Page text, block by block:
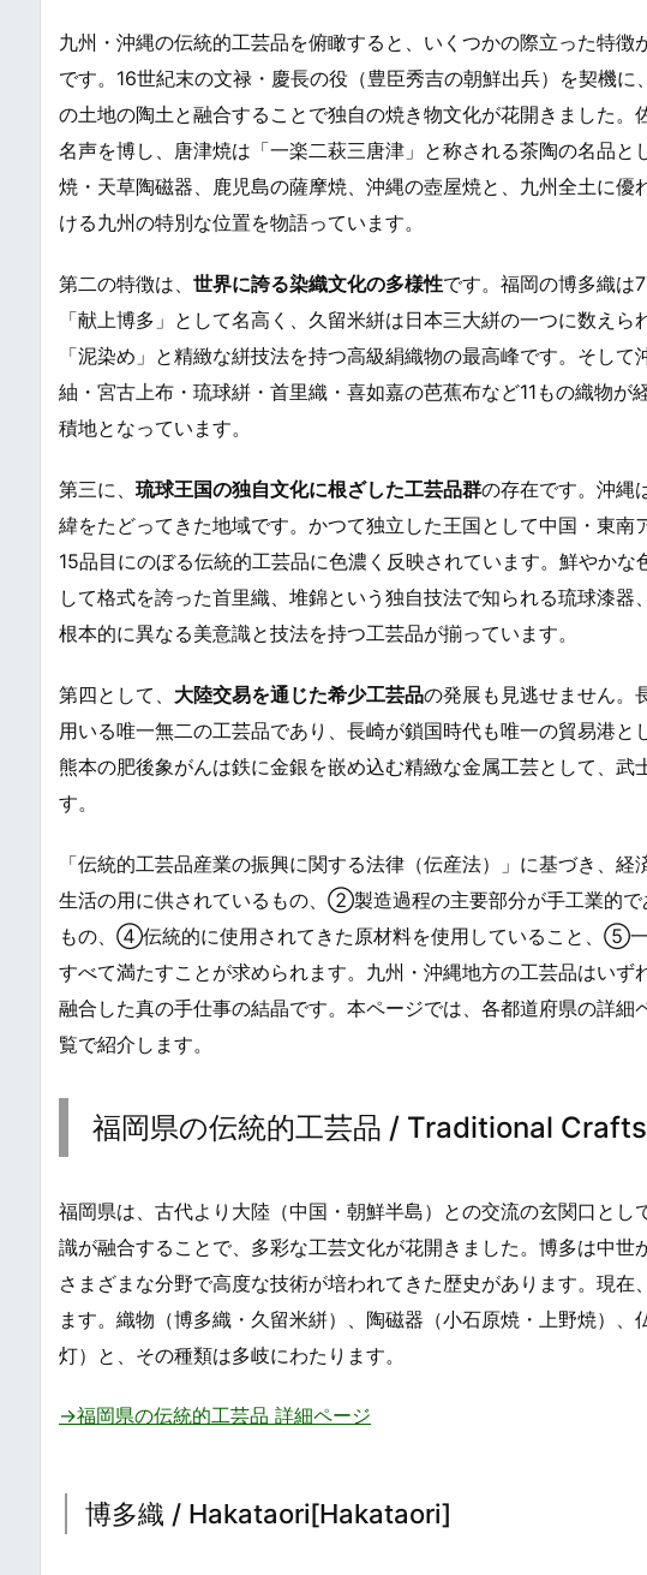
九州・沖縄の伝統的工芸品を俯瞰すると、いくつかの際立った特徴
です。16世紀末の文禄・慶長の役（豊臣秀吉の朝鮮出兵）を契機
の土地の陶土と融合することで独自の焼き物文化が花開きました
名声を博し、唐津焼は「一楽二萩三唐津」と称される茶陶の名品
焼・天草陶磁器、鹿児島の薩摩焼、沖縄の壺屋焼と、九州全土に
ける九州の特別な位置を物語っています。
第二の特徴は、 世界に誇る染織文化の多様性です。福岡の博多織は
「献上博多」として名高く、久留米絣は日本三大絣の一つに数え
「泥染め」と精緻な絣技法を持つ高級絹織物の最高峰です。そし
紬・宮古上布・琉球絣・首里織・喜如嘉の芭蕉布など11もの織物
積地となっています。
第三に、 琉球王国の独自文化に根ざした工芸品群の存在です。沖縄
緯をたどってきた地域です。かつて独立した王国として中国・東南
15品目にのぼる伝統的工芸品に色濃く反映されています。鮮やか
して格式を誇った首里織、堆錦という独自技法で知られる琉球漆
根本的に異なる美意識と技法を持つ工芸品が揃っています。
第四として、 大陸交易を通じた希少工芸品の発展も見逃せません。
用いる唯一無二の工芸品であり、長崎が鎖国時代も唯一の貿易港と
熊本の肥後象がんは鉄に金銀を嵌め込む精緻な金属工芸として、
す。
「伝統的工芸品産業の振興に関する法律（伝産法）」に基づき、
生活の用に供されているもの、②製造過程の主要部分が手工業的
もの、④伝統的に使用されてきた原材料を使用していること、⑤
すべて満たすことが求められます。九州・沖縄地方の工芸品はい
融合した真の手仕事の結晶です。本ページでは、各都道府県の詳
覧で紹介します。
福岡県の伝統的工芸品 / Traditional
福岡県は、古代より大陸（中国・朝鮮半島）との交流の玄関口と
識が融合することで、多彩な工芸文化が花開きました。博多は中世
さまざまな分野で高度な技術が培われてきた歴史があります。現在
ます。織物（博多織・久留米絣）、陶磁器（小石原焼・上野焼）
灯）と、その種類は多岐にわたります。
→福岡県の伝統的工芸品 詳細ページ
博多織 / Hakataori[Hakataori]